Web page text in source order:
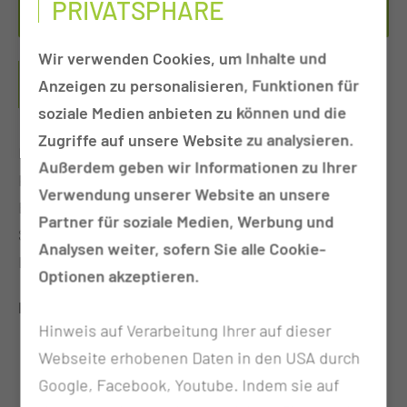
Per E-Mail kontaktieren
FAMILIENHEBAMMEN-
SPRECHSTUNDE
Frühe Anbahnung, Aufbau und Stärkung der Eltern-
Kind Bindung und Beziehung durch Beratung und
Begleitung von (werdenden) Eltern in der Zeit der
Schwangerschaft, Geburt, Wochenbett bis zum 1.
Lebensjahr und darüber hinaus
In der Schwangerschaft:
vorgeburtliche Bindungsförderung
Geburtsvorbereitung
PRIVATSPHÄRE
Wir verwenden Cookies, um Inhalte und
Anzeigen zu personalisieren, Funktionen für
soziale Medien anbieten zu können und die
Zugriffe auf unsere Website zu analysieren.
Außerdem geben wir Informationen zu Ihrer
Verwendung unserer Website an unsere
Partner für soziale Medien, Werbung und
Analysen weiter, sofern Sie alle Cookie-
Optionen akzeptieren.
Hinweis auf Verarbeitung Ihrer auf dieser
Webseite erhobenen Daten in den USA durch
Google, Facebook, Youtube. Indem sie auf